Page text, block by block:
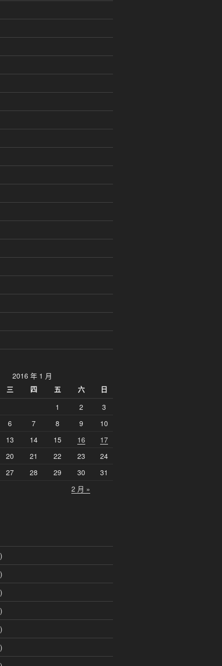
2016 年 1 月
三 四 五 六
日
1
2
3
6 7 8 9
10
13 14 15 16
17
20 21 22 23
24
27 28 29 30
31
2 月 »